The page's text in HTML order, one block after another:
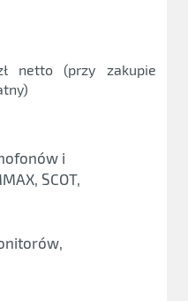
netto (przy zakupie
i
SCOT,